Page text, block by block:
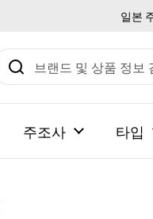
일본
주조사 타입